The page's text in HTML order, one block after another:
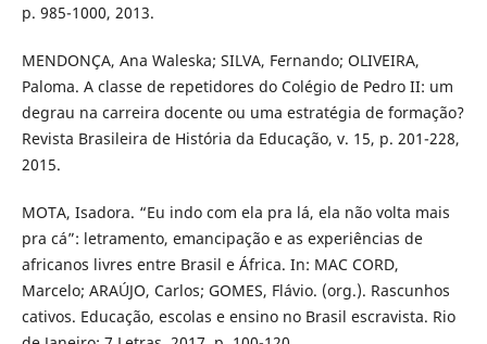
p. 985-1000, 2013.
MENDONÇA, Ana Waleska; SILVA, Fernando; OLIVEIRA,
Paloma. A classe de repetidores do Colégio de Pedro II: um
degrau na carreira docente ou uma estratégia de formação?
Revista Brasileira de História da Educação, v. 15, p. 201-228,
2015.
MOTA, Isadora. “Eu indo com ela pra lá, ela não volta mais
pra cá”: letramento, emancipação e as experiências de
africanos livres entre Brasil e África. In: MAC CORD,
Marcelo; ARAÚJO, Carlos; GOMES, Flávio. (org.). Rascunhos
cativos. Educação, escolas e ensino no Brasil escravista. Rio